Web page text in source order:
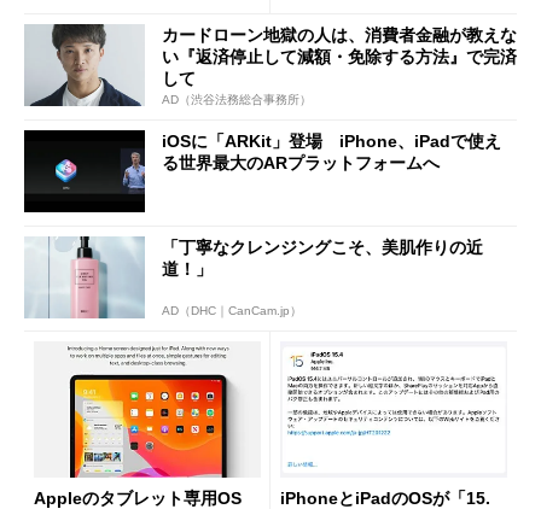
カードローン地獄の人は、消費者金融が教えな
い『返済停止して減額・免除する方法』で完済
して
AD（渋谷法務総合事務所）
iOSに「ARKit」登場 iPhone、iPadで使え
る世界最大のARプラットフォームへ
「丁寧なクレンジングこそ、美肌作りの近
道！」
AD（DHC｜CanCam.jp）
Appleのタブレット専用OS
iPhoneとiPadのOSが「15.